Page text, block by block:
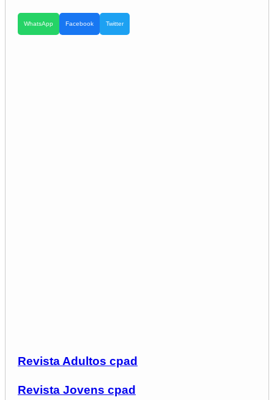
WhatsApp Facebook Twitter
Revista Adultos cpad
Revista Jovens cpad